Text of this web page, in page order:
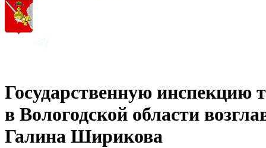
Государственную инспекцию
в Вологодской области
Галина Ширикова